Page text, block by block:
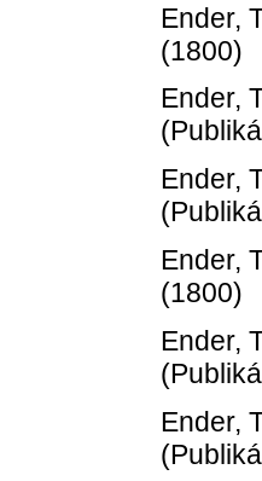
Ender,
(1800)
Ender,
Ender,
Ender,
(1800)
Ender,
Ender,